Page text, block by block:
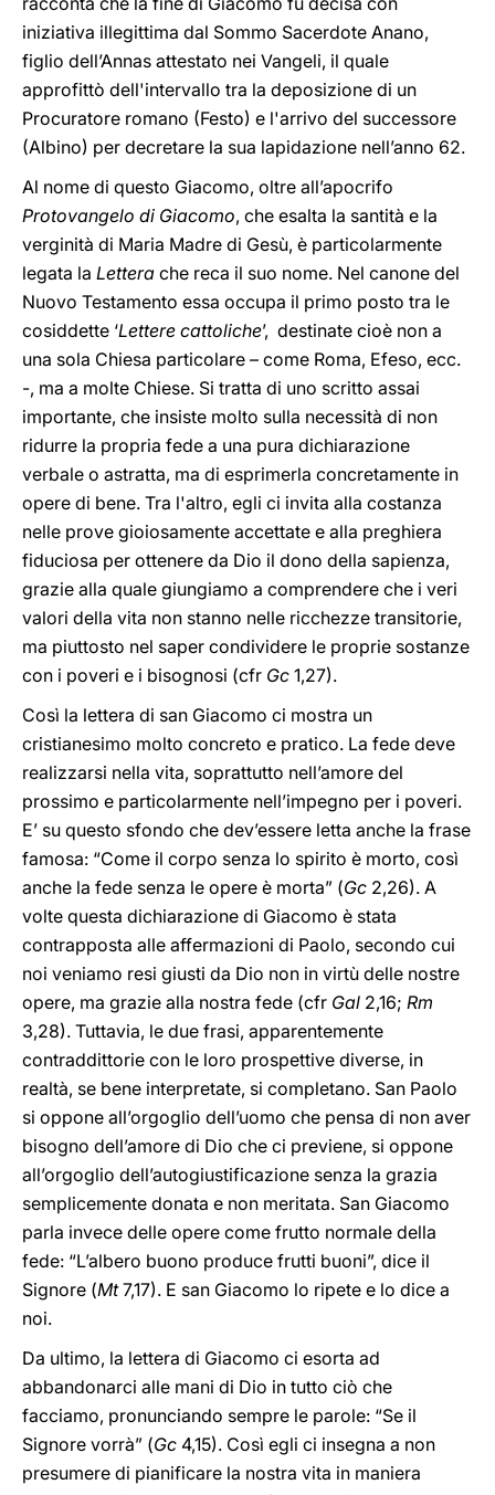
iniziativa illegittima dal Sommo Sacerdote Anano,
figlio dell’Annas attestato nei Vangeli, il quale
approfittò dell'intervallo tra la deposizione di un
Procuratore romano (Festo) e l'arrivo del successore
(Albino) per decretare la sua lapidazione nell’anno 62.
Al nome di questo Giacomo, oltre all’apocrifo
Protovangelo di Giacomo, che esalta la santità e la
verginità di Maria Madre di Gesù, è particolarmente
legata la Lettera che reca il suo nome. Nel canone del
Nuovo Testamento essa occupa il primo posto tra le
cosiddette ‘Lettere cattoliche’, destinate cioè non a
una sola Chiesa particolare – come Roma, Efeso, ecc.
-, ma a molte Chiese. Si tratta di uno scritto assai
importante, che insiste molto sulla necessità di non
ridurre la propria fede a una pura dichiarazione
verbale o astratta, ma di esprimerla concretamente in
opere di bene. Tra l'altro, egli ci invita alla costanza
nelle prove gioiosamente accettate e alla preghiera
fiduciosa per ottenere da Dio il dono della sapienza,
grazie alla quale giungiamo a comprendere che i veri
valori della vita non stanno nelle ricchezze transitorie,
ma piuttosto nel saper condividere le proprie sostanze
con i poveri e i bisognosi (cfr Gc 1,27).
Così la lettera di san Giacomo ci mostra un
cristianesimo molto concreto e pratico. La fede deve
realizzarsi nella vita, soprattutto nell’amore del
prossimo e particolarmente nell’impegno per i poveri.
E’ su questo sfondo che dev’essere letta anche la frase
famosa: “Come il corpo senza lo spirito è morto, così
anche la fede senza le opere è morta” (Gc 2,26). A
volte questa dichiarazione di Giacomo è stata
contrapposta alle affermazioni di Paolo, secondo cui
noi veniamo resi giusti da Dio non in virtù delle nostre
opere, ma grazie alla nostra fede (cfr Gal 2,16; Rm
3,28). Tuttavia, le due frasi, apparentemente
contraddittorie con le loro prospettive diverse, in
realtà, se bene interpretate, si completano. San Paolo
si oppone all’orgoglio dell’uomo che pensa di non aver
bisogno dell’amore di Dio che ci previene, si oppone
all’orgoglio dell’autogiustificazione senza la grazia
semplicemente donata e non meritata. San Giacomo
parla invece delle opere come frutto normale della
fede: “L’albero buono produce frutti buoni”, dice il
Signore (Mt7,17). E san Giacomo lo ripete e lo dice a
noi.
Da ultimo, la lettera di Giacomo ci esorta ad
abbandonarci alle mani di Dio in tutto ciò che
facciamo, pronunciando sempre le parole: “Se il
Signore vorrà” (Gc 4,15). Così egli ci insegna a non
presumere di pianificare la nostra vita in maniera